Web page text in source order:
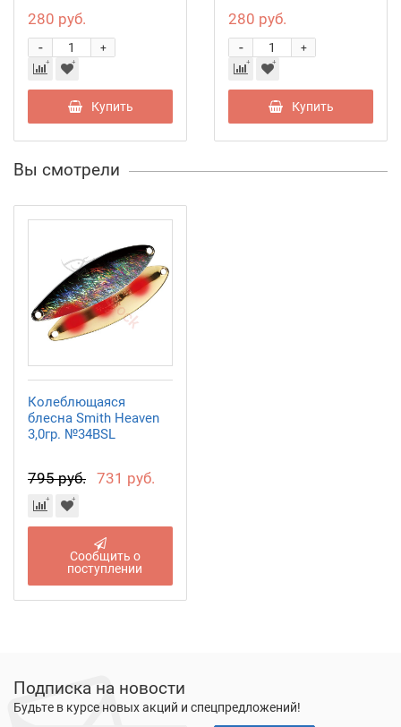
280 руб.
+
-
Купить
280 руб.
+
-
Купить
Вы смотрели
Колеблющаяся
блесна Smith Heaven
3,0гр. №34BSL
795 руб. 731 руб.
Сообщить о
поступлении
Подписка на новости
Будьте в курсе новых акций и спецпредложений!